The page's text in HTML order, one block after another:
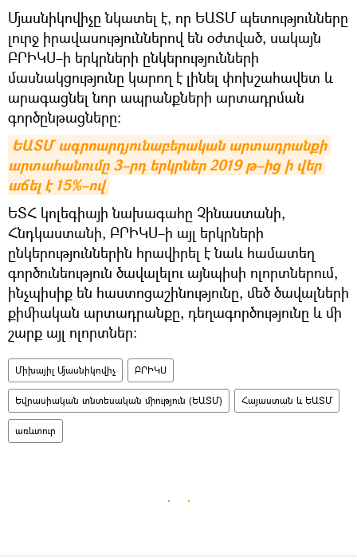
Մյասնիկովիչը նկատել է, որ ԵԱՏՄ պետությունները
լուրջ իրավասություններով են օժտված, սակայն
ԲՐԻԿՍ–ի երկրների ընկերությունների
մասնակցությունը կարող է լինել փոխշահավետ և
արագացնել նոր ապրանքների արտադրման
գործընթացները։
ԵԱՏՄ ագրոարդյունաբերական արտադրանքի
արտահանումը 3–րդ երկրներ 2019 թ–ից ի վեր
աճել է 15%–ով
ԵՏՀ կոլեգիայի նախագահը Չինաստանի,
Հնդկաստանի, ԲՐԻԿՍ–ի այլ երկրների
ընկերություններին հրավիրել է նաև համատեղ
գործունեություն ծավալելու այնպիսի ոլորտներում,
ինչպիսիք են հաստոցաշինությունը, մեծ ծավալների
քիմիական արտադրանքը, դեղագործությունը և մի
շարք այլ ոլորտներ։
Միխայիլ Մյասնիկովիչ ԲՐԻԿՍ
Եվրասիական տնտեսական միություն (ԵԱՏՄ) Հայաստան և ԵԱՏՄ
առևտուր